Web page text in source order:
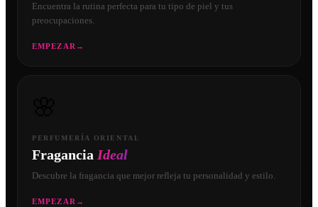
Encuentra la rutina perfecta para tu tipo de piel y tus
preocupaciones.
EMPEZAR →
PERFUMERÍA ORIENTAL
Fragancia Ideal
Descubre la fragancia que mejor refleja tu personalidad y estilo.
EMPEZAR →